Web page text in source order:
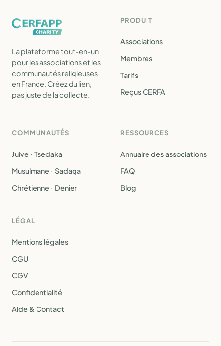
La plateforme tout-en-un
pour les associations et les
communautés religieuses
en France. Créez du lien,
pas juste de la collecte.
PRODUIT
Associations
Membres
Tarifs
Reçus CERFA
COMMUNAUTÉS
Juive · Tsedaka
Musulmane · Sadaqa
Chrétienne · Denier
RESSOURCES
Annuaire des associations
FAQ
Blog
LÉGAL
Mentions légales
CGU
CGV
Confidentialité
Aide & Contact